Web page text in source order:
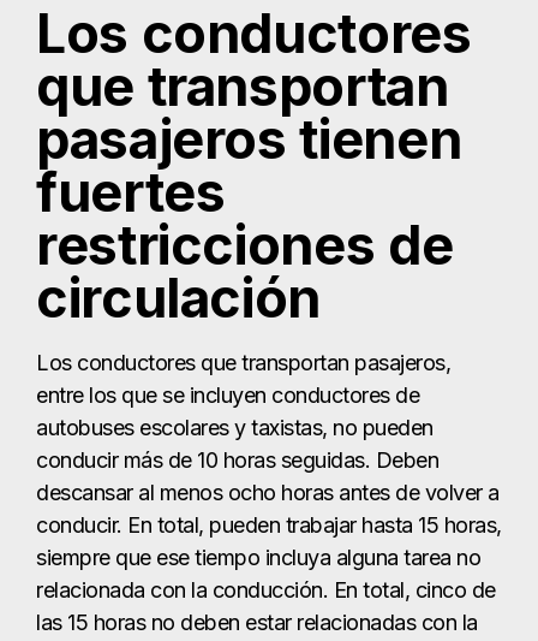
Los conductores
que transportan
pasajeros tienen
fuertes
restricciones de
circulación
Los conductores que transportan pasajeros,
entre los que se incluyen conductores de
autobuses escolares y taxistas, no pueden
conducir más de 10 horas seguidas. Deben
descansar al menos ocho horas antes de volver a
conducir. En total, pueden trabajar hasta 15 horas,
siempre que ese tiempo incluya alguna tarea no
relacionada con la conducción. En total, cinco de
las 15 horas no deben estar relacionadas con la